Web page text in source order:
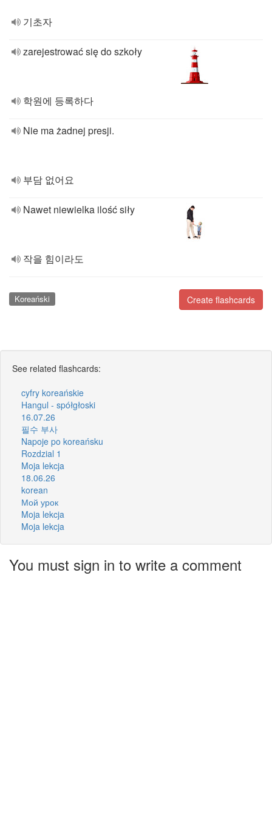
기초자
zarejestrować się do szkoły
학원에 등록하다
Nie ma żadnej presji.
부담 없어요
Nawet niewielka ilość siły
작을 힘이라도
Create flashcards
Koreański
See related flashcards:
cyfry koreańskie
Hangul - spółgłoski
16.07.26
필수 부사
Napoje po koreańsku
Rozdzial 1
Moja lekcja
18.06.26
korean
Мой урок
Moja lekcja
Moja lekcja
You must sign in to write a comment